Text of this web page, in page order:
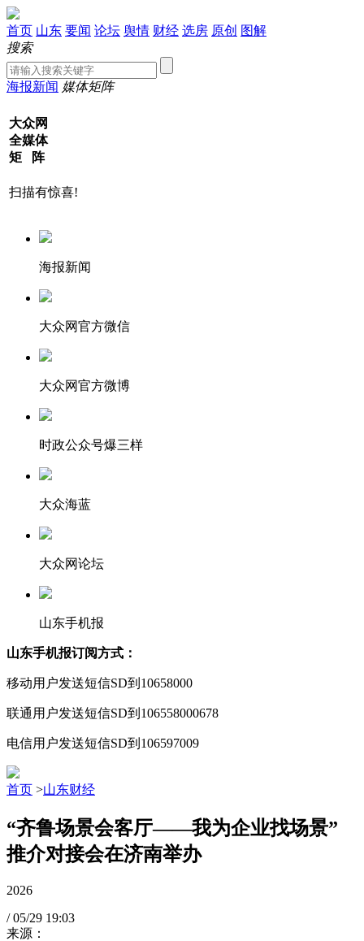
首页 山东 要闻 论坛 舆情 财经 选房 原创 图解
搜索
海报新闻 媒体矩阵
大众网
全媒体
矩 阵
扫描有惊喜!
海报新闻
大众网官方微信
大众网官方微博
时政公众号爆三样
大众海蓝
大众网论坛
山东手机报
山东手机报订阅方式：
移动用户发送短信SD到10658000
联通用户发送短信SD到106558000678
电信用户发送短信SD到106597009
首页 >山东财经
“齐鲁场景会客厅——我为企业找场景”
推介对接会在济南举办
2026
/ 05/29 19:03
来源：